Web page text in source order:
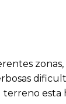
terreno esta